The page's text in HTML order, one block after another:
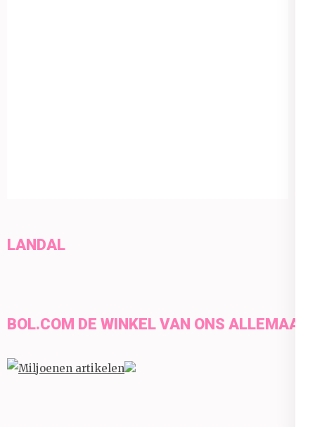
LANDAL
BOL.COM DE WINKEL VAN ONS ALLEMAAL